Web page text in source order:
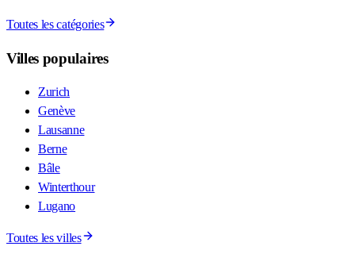
Toutes les catégories
Villes populaires
Zurich
Genève
Lausanne
Berne
Bâle
Winterthour
Lugano
Toutes les villes